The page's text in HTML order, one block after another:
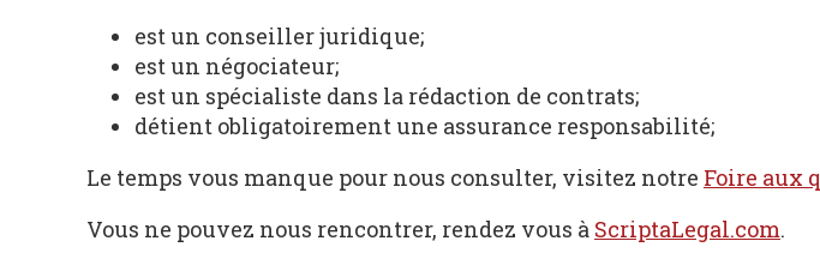
est un conseiller juridique;
est un négociateur;
est un spécialiste dans la rédaction de contrats;
détient obligatoirement une assurance responsabilité;
Le temps vous manque pour nous consulter, visitez notre Foire aux
Vous ne pouvez nous rencontrer, rendez vous à ScriptaLegal.com.